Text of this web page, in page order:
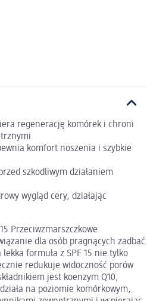
regenerację komórek i chroni
komfort noszenia i szybkie
szkodliwym działaniem
wygląd cery, działając
Przeciwzmarszczkowe
dla osób pragnących zadbać
formuła z SPF 15 nie tylko
redukuje widoczność porów
jest koenzym Q10,
na poziomie komórkowym,